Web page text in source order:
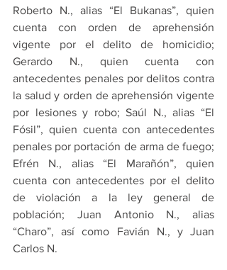
Roberto N., alias “El Bukanas”, quien
cuenta con orden de aprehensión
vigente por el delito de homicidio;
Gerardo N., quien cuenta con
antecedentes penales por delitos contra
la salud y orden de aprehensión vigente
por lesiones y robo; Saúl N., alias “El
Fósil”, quien cuenta con antecedentes
penales por portación de arma de fuego;
Efrén N., alias “El Marañón”, quien
cuenta con antecedentes por el delito
de violación a la ley general de
población; Juan Antonio N., alias
“Charo”, así como Favián N., y Juan
Carlos N.